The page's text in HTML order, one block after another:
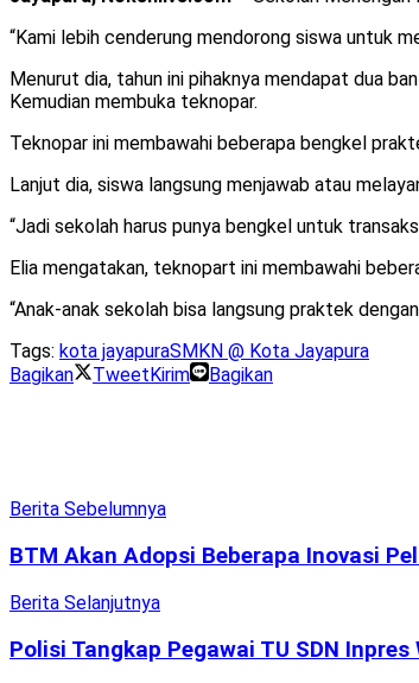
“Kami lebih cenderung mendorong siswa untuk
Menurut dia, tahun ini pihaknya mendapat dua
Kemudian membuka teknopar.
Teknopar ini membawahi beberapa bengkel
Lanjut dia, siswa langsung menjawab atau
“Jadi sekolah harus punya bengkel untuk
Elia mengatakan, teknopart ini membawahi
“Anak-anak sekolah bisa langsung praktek
Tags: kota jayapuraSMKN @ Kota Jayapura
Bagikan
Tweet Kirim Bagikan
Berita Sebelumnya
BTM Akan Adopsi Beberapa Inovasi
Berita Selanjutnya
Polisi Tangkap Pegawai TU SDN Inpres